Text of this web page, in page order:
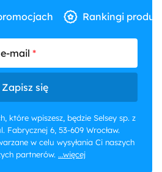
Rankingi
mail
Zapisz się
które wpiszesz, będzie Selsey sp. z
Fabrycznej 6, 53-609 Wrocław.
w celu wysyłania Ci naszych
partnerów. ...więcej